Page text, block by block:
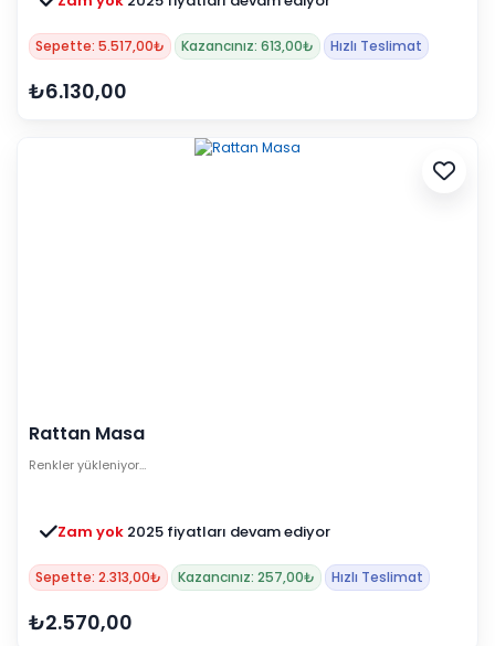
Sepette: 5.517,00₺ Kazancınız: 613,00₺ Hızlı Teslimat
₺6.130,00
Rattan Masa
Renkler yükleniyor…
Zam yok 2025 fiyatları devam ediyor
Sepette: 2.313,00₺ Kazancınız: 257,00₺ Hızlı Teslimat
₺2.570,00